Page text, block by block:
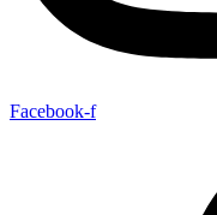
Facebook-f